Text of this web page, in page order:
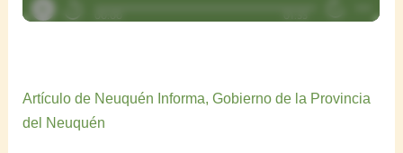
Artículo de Neuquén Informa, Gobierno de la Provincia
del Neuquén